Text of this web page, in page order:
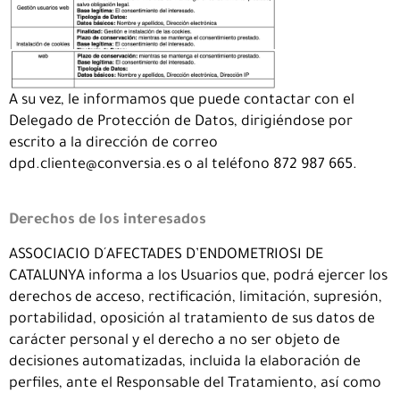
A su vez, le informamos que puede contactar con el
Delegado de Protección de Datos, dirigiéndose por
escrito a la dirección de correo
dpd.cliente@conversia.es o al teléfono 872 987 665.
Derechos de los interesados
ASSOCIACIO D´AFECTADES D’ENDOMETRIOSI DE
CATALUNYA informa a los Usuarios que, podrá ejercer los
derechos de acceso, rectificación, limitación, supresión,
portabilidad, oposición al tratamiento de sus datos de
carácter personal y el derecho a no ser objeto de
decisiones automatizadas, incluida la elaboración de
perfiles, ante el Responsable del Tratamiento, así como